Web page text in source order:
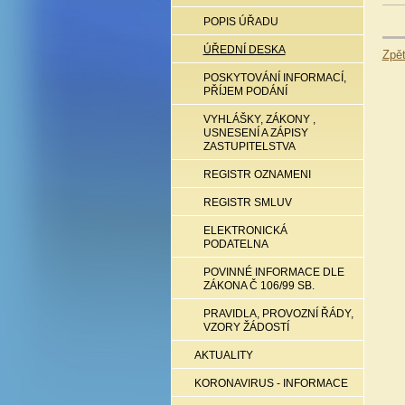
POPIS ÚŘADU
ÚŘEDNÍ DESKA
POSKYTOVÁNÍ INFORMACÍ,
PŘÍJEM PODÁNÍ
VYHLÁŠKY, ZÁKONY ,
USNESENÍ A ZÁPISY
ZASTUPITELSTVA
REGISTR OZNAMENI
REGISTR SMLUV
ELEKTRONICKÁ
PODATELNA
POVINNÉ INFORMACE DLE
ZÁKONA Č 106/99 SB.
PRAVIDLA, PROVOZNÍ ŘÁDY,
VZORY ŽÁDOSTÍ
AKTUALITY
KORONAVIRUS - INFORMACE
Zpět